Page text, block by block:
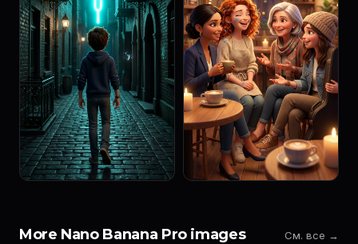
More Nano Banana Pro images См. все →